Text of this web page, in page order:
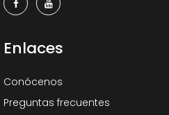
Enlaces
Conócenos
Preguntas frecuentes